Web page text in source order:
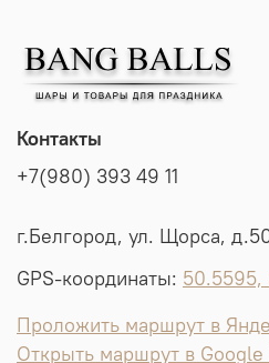
Контакты
+7(980) 393 49 11
г.Белгород, ул. Щорса,
GPS-координаты: 50.5595,
Проложить маршрут в
Открыть маршрут в Google